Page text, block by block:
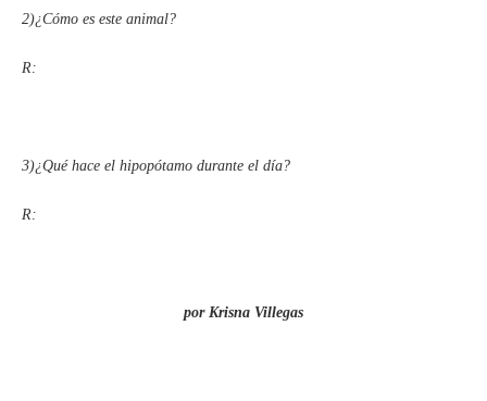
2)¿Cómo es este animal?
R:
3)¿Qué hace el hipopótamo durante el día?
R:
por Krisna Villegas